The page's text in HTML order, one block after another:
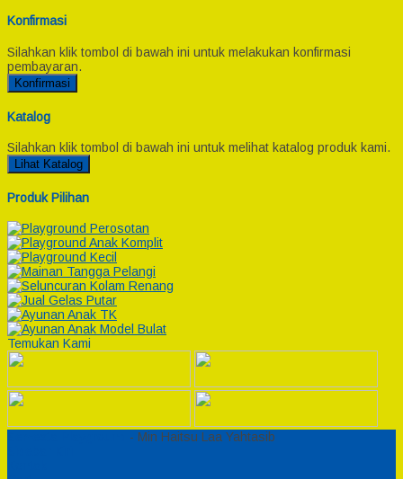
Konfirmasi
Silahkan klik tombol di bawah ini untuk melakukan konfirmasi
pembayaran.
Konfirmasi
Katalog
Silahkan klik tombol di bawah ini untuk melihat katalog produk kami.
Lihat Katalog
Produk Pilihan
Temukan Kami
- Min Haitsu Laa Yahtasib